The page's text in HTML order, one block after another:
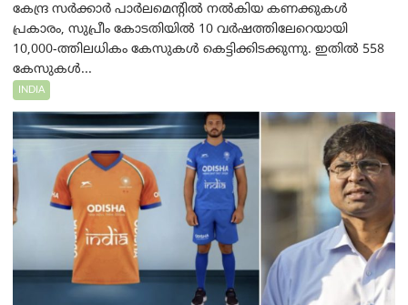
കേന്ദ്ര സർക്കാർ പാർലമെന്റിൽ നൽകിയ കണക്കുകൾ
പ്രകാരം, സുപ്രീം കോടതിയിൽ 10 വർഷത്തിലേറെയായി
10,000-ത്തിലധികം കേസുകൾ കെട്ടിക്കിടക്കുന്നു. ഇതിൽ 558
കേസുകൾ...
INDIA